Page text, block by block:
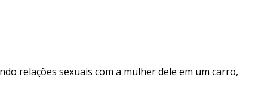
relações sexuais com a mulher dele em um carro,